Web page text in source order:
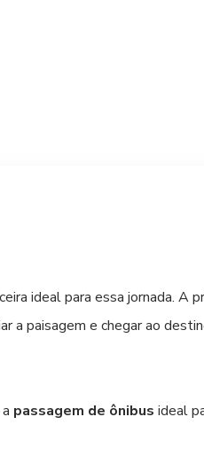
pontos de informação
quem deseja mais liberdade,
ideal para essa jornada. A
a paisagem e chegar ao
passagem de ônibus ideal